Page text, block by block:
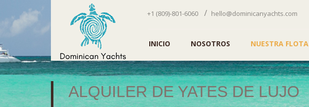
+1 (809)-801-6060 / hello@dominicanyachts.com
INICIO NOSOTROS NUESTRA FLOTA
ALQUILER DE YATES DE LUJO